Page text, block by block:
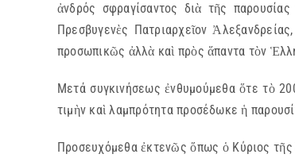
ἀνδρός σφραγίσαντος διὰ τῆς
Πρεσβυγενὲς Πατριαρχεῖον
προσωπικῶς ἀλλὰ καὶ πρὸς ἅπαντα τὸν
Μετά συγκινήσεως ἐνθυμούμεθα ὅτε τὸ
τιμὴν καὶ λαμπρότητα προσέδωκε ἡ
Προσευχόμεθα ἐκτενῶς ὅπως ὁ Κύριος τῆς